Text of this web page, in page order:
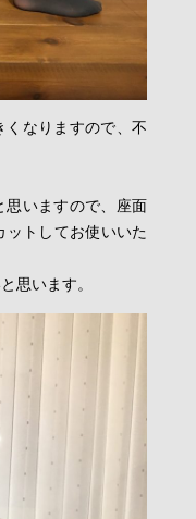
くなりますので、不
思いますので、座面
ットしてお使いいた
思います。